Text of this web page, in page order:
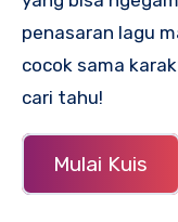
penasaran lagu
cocok sama
cari tahu!
Mulai Kuis